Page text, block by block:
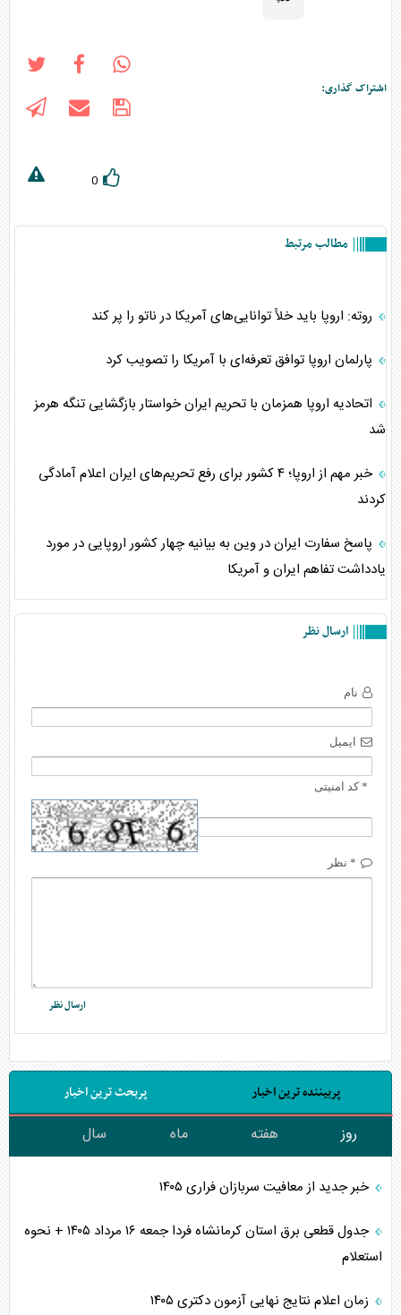
اشتراک گذاری:
0
مطالب مرتبط
روته: اروپا باید خلأ توانایی‌های آمریکا در ناتو را پر کند
پارلمان اروپا توافق تعرفه‌ای با آمریکا را تصویب کرد
اتحادیه اروپا همزمان با تحریم ایران خواستار بازگشایی تنگه هرمز
شد
خبر مهم از اروپا؛ ۴ کشور برای رفع تحریم‌های ایران اعلام آمادگی
کردند
پاسخ سفارت ایران در وین به بیانیه چهار کشور اروپایی در مورد
یادداشت تفاهم ایران و آمریکا
ارسال نظر
نام
ایمیل
* کد امنیتی
* نظر
پربیننده ترین اخبار پربحث ترین اخبار
روز هفته ماه سال
خبر جدید از معافیت سربازان فراری ۱۴۰۵
جدول قطعی برق استان کرمانشاه فردا جمعه ۱۶ مرداد ۱۴۰۵ + نحوه
استعلام
زمان اعلام نتایج نهایی آزمون دکتری ۱۴۰۵